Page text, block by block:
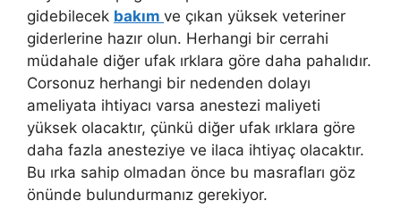
gidebilecek bakım ve çıkan yüksek veteriner
giderlerine hazır olun. Herhangi bir cerrahi
müdahale diğer ufak ırklara göre daha pahalıdır.
Corsonuz herhangi bir nedenden dolayı
ameliyata ihtiyacı varsa anestezi maliyeti
yüksek olacaktır, çünkü diğer ufak ırklara göre
daha fazla anesteziye ve ilaca ihtiyaç olacaktır.
Bu ırka sahip olmadan önce bu masrafları göz
önünde bulundurmanız gerekiyor.